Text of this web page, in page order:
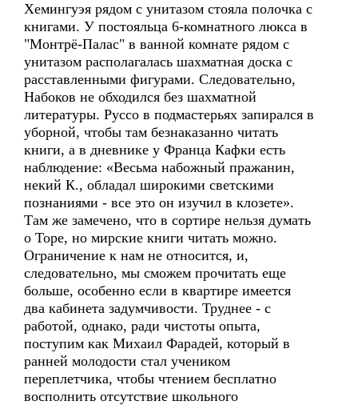
Хемингуэя рядом с унитазом стояла полочка с
книгами. У постояльца 6-комнатного люкса в
"Монтрё-Палас" в ванной комнате рядом с
унитазом располагалась шахматная доска с
расставленными фигурами. Следовательно,
Набоков не обходился без шахматной
литературы. Руссо в подмастерьях запирался в
уборной, чтобы там безнаказанно читать
книги, а в дневнике у Франца Кафки есть
наблюдение: «Весьма набожный пражанин,
некий К., обладал широкими светскими
познаниями - все это он изучил в клозете».
Там же замечено, что в сортире нельзя думать
о Торе, но мирские книги читать можно.
Ограничение к нам не относится, и,
следовательно, мы сможем прочитать еще
больше, особенно если в квартире имеется
два кабинета задумчивости. Труднее - с
работой, однако, ради чистоты опыта,
поступим как Михаил Фарадей, который в
ранней молодости стал учеником
переплетчика, чтобы чтением бесплатно
восполнить отсутствие школьного